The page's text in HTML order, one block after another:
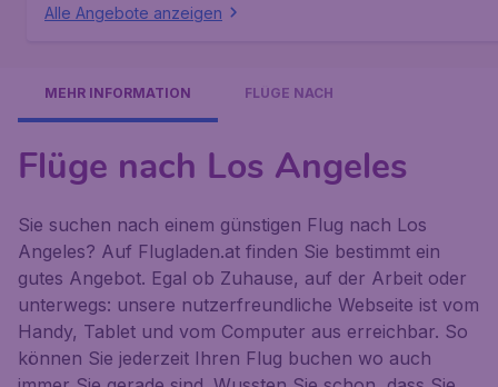
Alle Angebote anzeigen
MEHR INFORMATION FLÜGE NACH
Flüge nach Los Angeles
Sie suchen nach einem günstigen Flug nach Los
Angeles? Auf Flugladen.at finden Sie bestimmt ein
gutes Angebot. Egal ob Zuhause, auf der Arbeit oder
unterwegs: unsere nutzerfreundliche Webseite ist vom
Handy, Tablet und vom Computer aus erreichbar. So
können Sie jederzeit Ihren Flug buchen wo auch